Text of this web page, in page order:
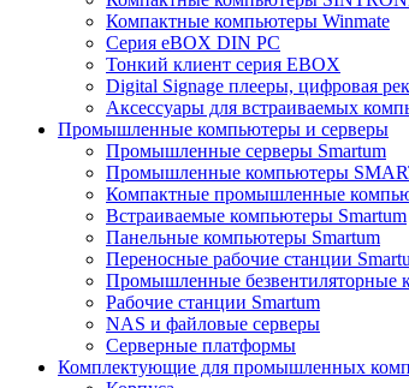
Компактные компьютеры Winmate
Серия eBOX DIN PC
Тонкий клиент серия EBOX
Digital Signage плееры, цифровая
Аксессуары для встраиваемых
Промышленные компьютеры и серверы
Промышленные серверы Smartum
Промышленные компьютеры
Компактные промышленные
Встраиваемые компьютеры Smartum
Панельные компьютеры Smartum
Переносные рабочие станции
Промышленные безвентиляторные
Рабочие станции Smartum
NAS и файловые серверы
Серверные платформы
Комплектующие для промышленных